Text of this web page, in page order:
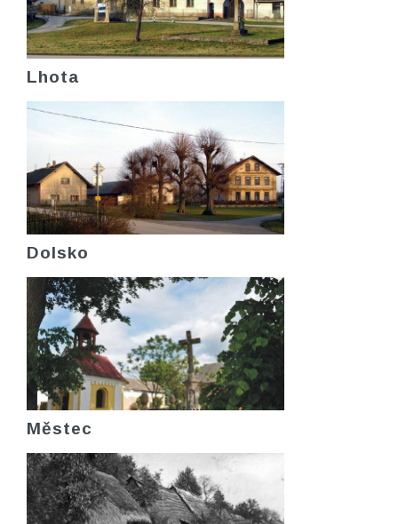
Lhota
Dolsko
Městec